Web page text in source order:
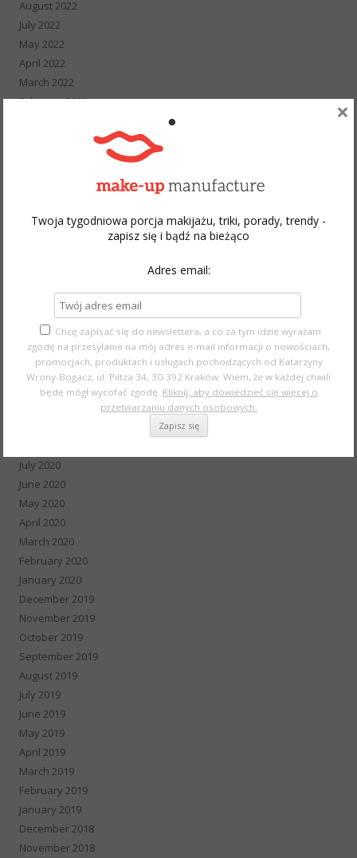
August 2022
July 2022
May 2022
April 2022
March 2022
February 2022
December 2021
August 2021
April 2021
March 2021
February 2021
January 2021
December 2020
November 2020
July 2020
June 2020
May 2020
April 2020
March 2020
February 2020
January 2020
December 2019
November 2019
October 2019
September 2019
August 2019
July 2019
June 2019
May 2019
April 2019
March 2019
February 2019
January 2019
December 2018
November 2018
Twoja tygodniowa porcja makijażu, triki, porady, trendy -
zapisz się i bądź na bieżąco
Adres email:
Chcę zapisać się do newslettera, a co za tym idzie wyrażam
zgodę na przesyłanie na mój adres e-mail informacji o nowościach,
promocjach, produktach i usługach pochodzących od Katarzyny
Wrony-Bogacz, ul. Piltza 34, 30-392 Kraków. Wiem, że w każdej chwili
będę mógł wycofać zgodę. Kliknij, aby dowiedzieć się więcej o
przetwarzaniu danych osobowych.
×